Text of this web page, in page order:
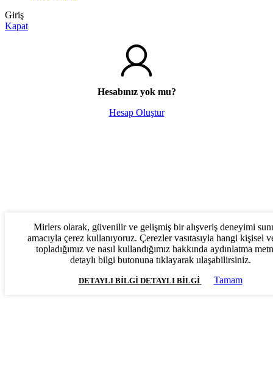
Giriş
Kapat
Hesabınız yok mu?
Hesap Oluştur
Mirlers olarak, güvenilir ve gelişmiş bir alışveriş deneyimi
amacıyla çerez kullanıyoruz. Çerezler vasıtasıyla hangi kişisel
topladığımız ve nasıl kullandığımız hakkında aydınlatma
detaylı bilgi butonuna tıklayarak ulaşabilirsiniz.
DETAYLI BILGI DETAYLI BILGI Tamam